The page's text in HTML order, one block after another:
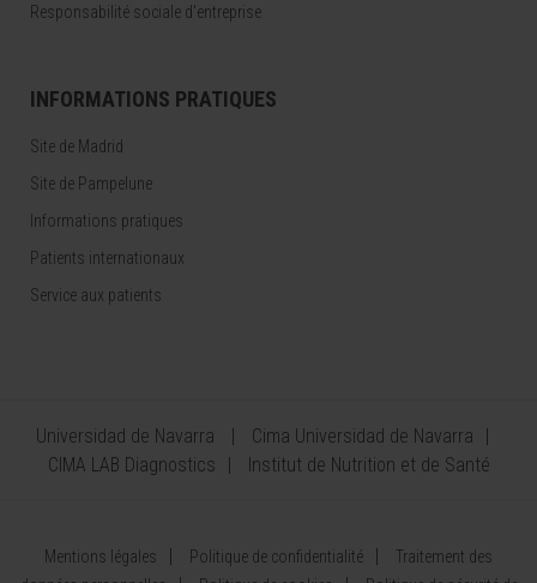
Responsabilité sociale d'entreprise
INFORMATIONS PRATIQUES
Site de Madrid
Site de Pampelune
Informations pratiques
Patients internationaux
Service aux patients
Universidad de Navarra
Cima Universidad de Navarra
CIMA LAB Diagnostics
Institut de Nutrition et de Santé
Mentions légales Politique de confidentialité
Traitement des